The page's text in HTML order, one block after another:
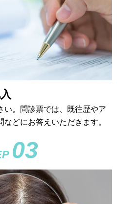
い。問診票では、既往歴やア
どにお答えいただきます。
03